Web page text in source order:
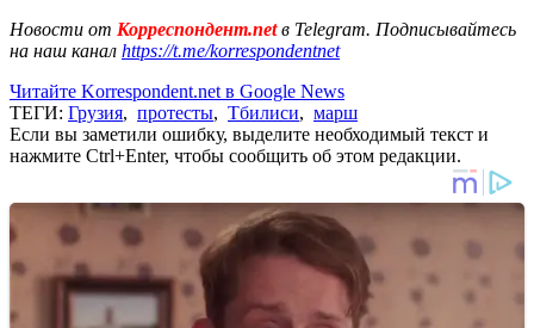
Новости от Корреспондент.netв Telegram. Подписывайтесь
на наш канал https://t.me/korrespondentnet
Читайте Korrespondent.net в Google News
ТЕГИ: Грузия, протесты, Тбилиси, марш
Если вы заметили ошибку, выделите необходимый текст и
нажмите Ctrl+Enter, чтобы сообщить об этом редакции.